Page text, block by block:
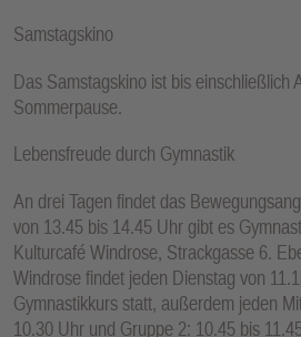
Samstagskino
Das Samstagskino ist bis einschließlich
Sommerpause.
Lebensfreude durch Gymnastik
An drei Tagen findet das
von 13.45 bis 14.45 Uhr gibt es
Kulturcafé Windrose, Strackgasse 6.
Windrose findet jeden Dienstag von
Gymnastikkurs statt, außerdem jeden
10.30 Uhr und Gruppe 2: 10.45 bis